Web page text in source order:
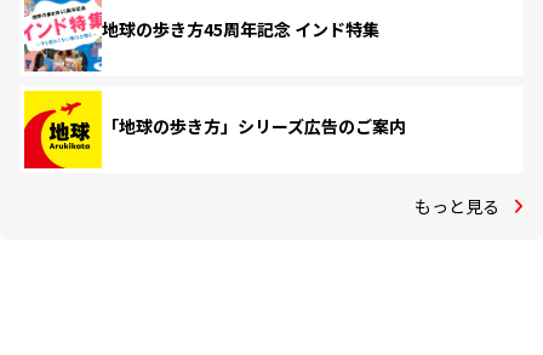
地球の歩き方45周年記念 インド特集
「地球の歩き方」シリーズ広告のご案内
もっと見る